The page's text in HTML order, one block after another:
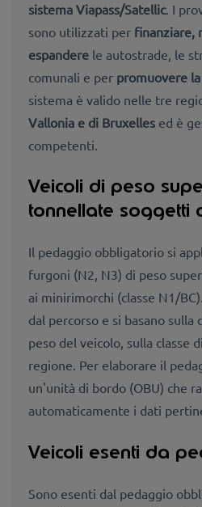
sistema Viapass/Satellic. I
sono utilizzati per finanziare,
espandere le autostrade, le
comunali e per promuovere
sistema è valido nelle tre
Vallonia e di Bruxelles ed è
competenti.
Veicoli di peso
tonnellate soggetti
Il pedaggio obbligatorio si
furgoni (N2, N3) di peso
ai minirimorchi (classe N1/
dal percorso e si basano sulla
peso del veicolo, sulla classe
regione. Per elaborare il
un'unità di bordo (OBU) che
automaticamente i dati
Veicoli esenti da
Sono esenti dal pedaggio